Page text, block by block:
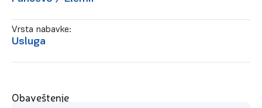
Vrsta nabavke:
Usluga
Obaveštenje